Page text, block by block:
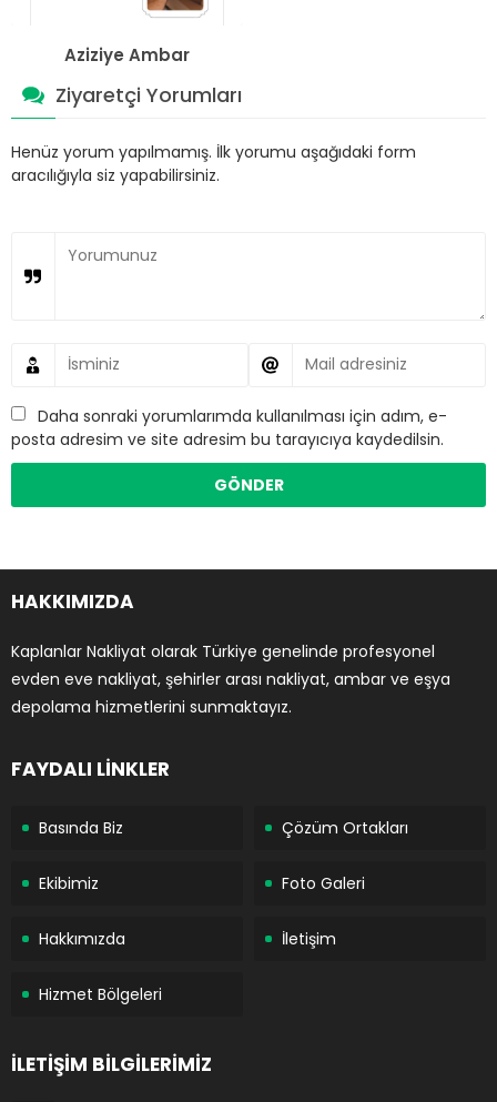
Aziziye Ambar
Ziyaretçi Yorumları
Henüz yorum yapılmamış. İlk yorumu aşağıdaki form
aracılığıyla siz yapabilirsiniz.
Daha sonraki yorumlarımda kullanılması için adım, e-
posta adresim ve site adresim bu tarayıcıya kaydedilsin.
HAKKIMIZDA
Kaplanlar Nakliyat olarak Türkiye genelinde profesyonel
evden eve nakliyat, şehirler arası nakliyat, ambar ve eşya
depolama hizmetlerini sunmaktayız.
FAYDALI LİNKLER
Basında Biz Çözüm Ortakları
Ekibimiz Foto Galeri
Hakkımızda İletişim
Hizmet Bölgeleri
İLETİŞİM BİLGİLERİMİZ